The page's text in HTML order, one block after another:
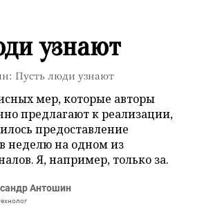
узнают
Пусть люди узнают
мер, которые авторы
предлагают к реализации,
предоставление
неделю на одном из
Я, например, только за.
Антошин